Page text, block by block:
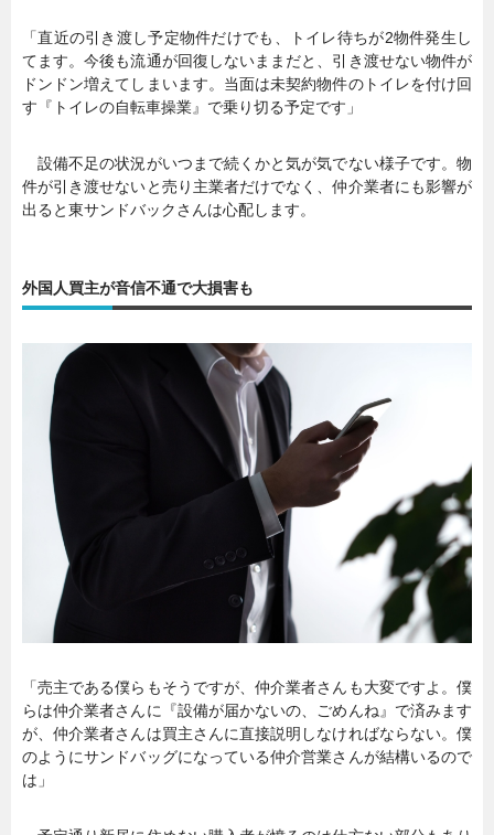
「直近の引き渡し予定物件だけでも、トイレ待ちが2物件発生し
てます。今後も流通が回復しないままだと、引き渡せない物件が
ドンドン増えてしまいます。当面は未契約物件のトイレを付け回
す『トイレの自転車操業』で乗り切る予定です」
設備不足の状況がいつまで続くかと気が気でない様子です。物
件が引き渡せないと売り主業者だけでなく、仲介業者にも影響が
出ると東サンドバックさんは心配します。
外国人買主が音信不通で大損害も
「売主である僕らもそうですが、仲介業者さんも大変ですよ。僕
らは仲介業者さんに『設備が届かないの、ごめんね』で済みます
が、仲介業者さんは買主さんに直接説明しなければならない。僕
のようにサンドバッグになっている仲介営業さんが結構いるので
は」